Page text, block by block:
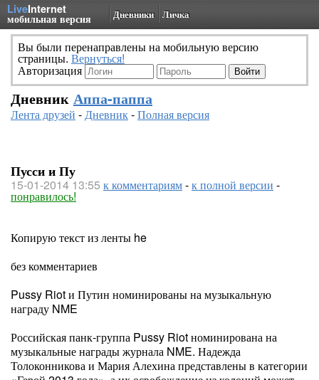
LiveInternet
мобильная версия Дневники Личка
Вы были перенаправлены на мобильную версию
страницы. Вернуться!
Авторизация
Дневник Аппа-паппа
Лента друзей -Дневник-Полная версия
Пусси и Пу
15-01-2014 13:55 к комментариям-к полной версии -
понравилось!
Копирую текст из ленты he
без комментариев
Pussy Riot и Путин номинированы на музыкальную
награду NME
Российская панк-группа Pussy Riot номинирована на
музыкальные награды журнала NME. Надежда
Толоконникова и Мария Алехина представлены в категории